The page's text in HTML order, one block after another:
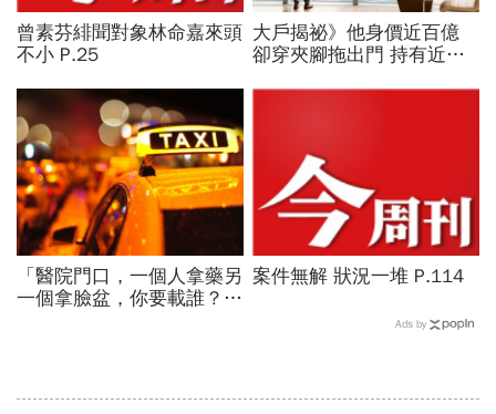
曾素芬緋聞對象林命嘉來頭
不小 P.25
大戶揭祕》他身價近百億
卻穿夾腳拖出門 持有近三
「醫院門口，一個人拿藥另
一個拿臉盆，你要載誰？」
案件無解 狀況一堆 P.114
Ads by